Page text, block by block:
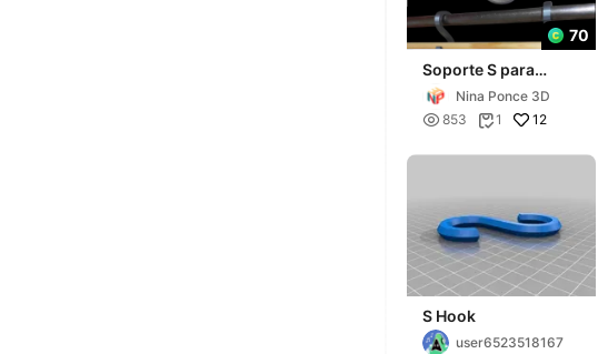
70
Soporte S para
macrame
Nina Ponce 3D
 853 1 12
S Hook
user6523518167